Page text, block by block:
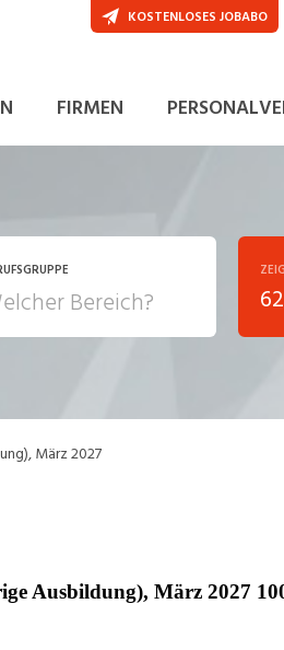
FIRMEN
KOSTENLOSES JOBABO
Führungsposition
Transport,
Produktion
März 2027